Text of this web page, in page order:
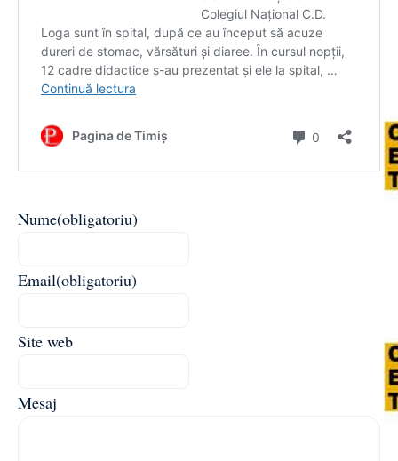
Nume(obligatoriu)
Email(obligatoriu)
Site web
Mesaj